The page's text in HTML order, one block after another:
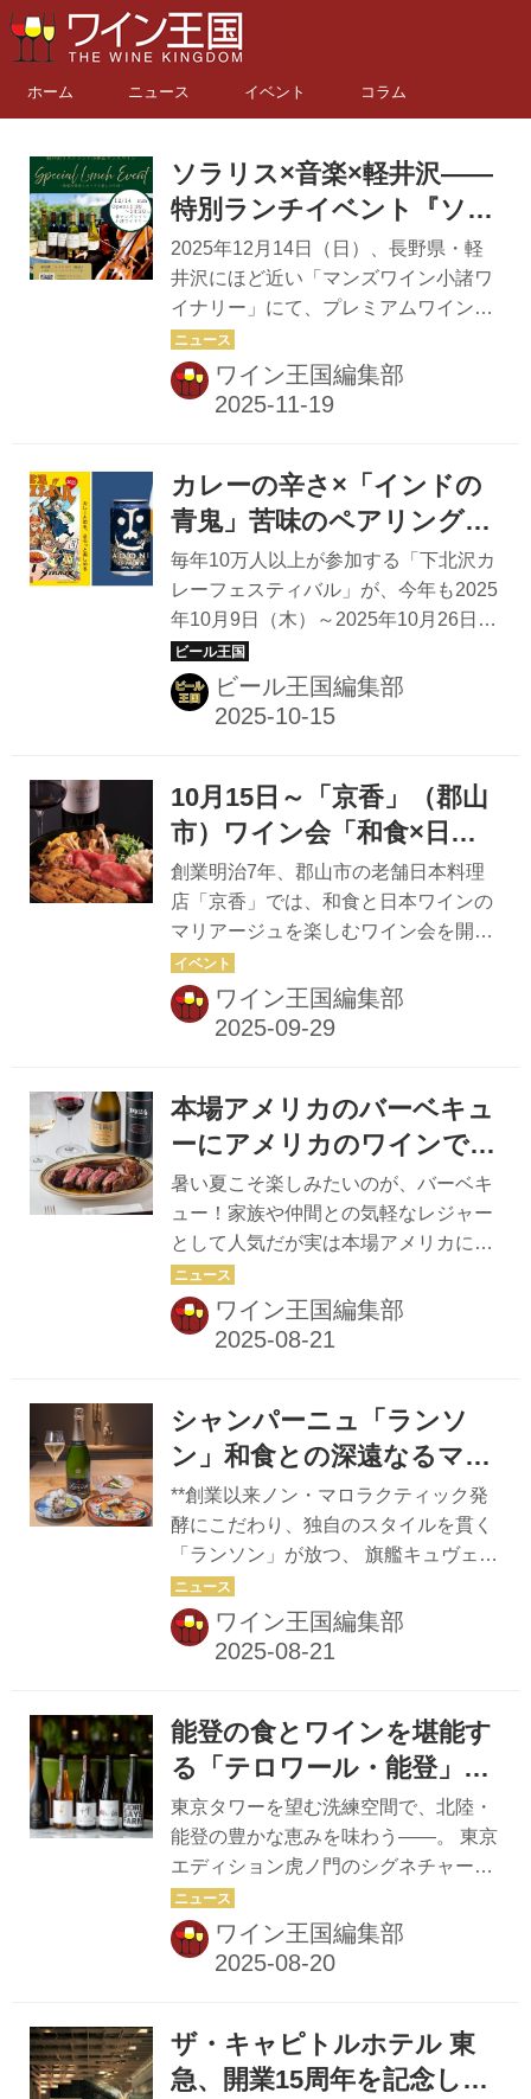
ホーム ニュース イベント コラム
ソラリス×音楽×軽井沢――
特別ランチイベント『ソラ
リス・ハーモニー ～音と風
と葡萄の詩～』開催！
2025年12月14日（日）、長野県・軽
井沢にほど近い「マンズワイン小諸ワ
イナリー」にて、プレミアムワイン
「ソラリス」と音楽・美食を融合させ
たランチイベント『ソラリス・ハーモ
ニー ～音と風と葡萄の詩～』が開催さ
理と、信州ゆかりの演奏家による生演
奏が楽しめる「五感の饗宴」だ 冬の軽
日限りの饗宴が開かれる マンズワイン
株式会社は、2025年12月14日
（日）、長野県小諸市の「マンズワイ
ン小諸ワイナリー」にて、ランチイベ
ント『ソラリス・ハーモニー ～音と風
と葡萄の詩～』を初開催する。 本イベ
ワイン王国編集部
カレーの辛さ×「インドの
青鬼」苦味のペアリングを
楽しめる！「下北沢カレー
フェスティバル」参加11店
舗でカレーとセットで販売
毎年10万人以上が参加する「下北沢カ
レーフェスティバル」が、今年も2025
年10月9日（木）～2025年10月26日
（日）に開催される。 こちらに参加す
る11店舗とヤッホーブルーイングの代
表製品である「インドの青鬼」とがコ
ビールで、カレーの辛さと相性抜群。
イベント期間中のみのセット販売にな
によって料金は異なります。 *ペアリ
ング理論で「Comparing（強調）とし
て「苦味」×「辛味」の掛け合わせ
で、双方の味が引き立ち合う」と言わ
れています。 下北沢カレーフェスティ
バルとは？ 下北...
ビール王国編集部
10月15日～「京香」（郡山
市）ワイン会「和食×日本
わいん」開催
創業明治7年、郡山市の老舗日本料理
店「京香」では、和食と日本ワインの
マリアージュを楽しむワイン会を開催
する。 第8回を迎える人気のワイン
会、創業140年を迎えた昨年は充電期
間としてお休みし、2年ぶりの開催と
ュを追求している。 秋の特別コース料
理に、日本ワインを代表する「マンズ
ス』を含む５アイテムを厳選して提供
する。 「勝沼からは日本古来の甲州を
近代的なシャルマ方式で仕上げた『酵
母の泡ブリュット』と、温故知新に醸
造家の感性が共鳴した『ガーベラ』。
小諸からは『ソラリス』のシャルド
ワイン王国編集部
本場アメリカのバーベキュ
ーにアメリカのワインで乾
杯！「1924」
暑い夏こそ楽しみたいのが、バーベキ
ュー！家族や仲間との気軽なレジャー
として人気だが実は本場アメリカには
奥深い歴史と文化がある。「達人」に
話を聞きながらワインとのベスト・バ
ーベキューペアリングを探る。 日本で
リカでは、歴史、土地、生活、家族、
そして物語と、さまざまな要素が組み
した文化なのです」と日本バーベキュ
ー協会会長の下城民夫氏。
BBQRUB（バーベキューラブ）と呼ば
れるハーブやスパイスのシーズニング
をすり込んだ肉、熟成肉、さらにステ
ーキに付けるバーベキューソースもあ
ワイン王国編集部
シャンパーニュ「ランソ
ン」和食との深遠なるマリ
アージュ
**創業以来ノン・マロラクティック発
酵にこだわり、独自のスタイルを貫く
「ランソン」が放つ、 旗艦キュヴェ
『ランソン ブラック クリエイショ
ン』。そして『ミシュランガイド東
京』で7年連続一つ星を獲得してい
両者が織りなすペアリングの魅力をひ
も解く。** 「ビターな風味の泡、シャ
じる。複雑でしっかりとしたシャンパ
ーニュですね」 「乃木坂しん」オーナ
ー・ソムリエの飛田泰秀氏は、『ラン
ソン ブラック クリエイション258』の
味わいをこう表現する。合わせたのは
三品。「炙り鰯と夏野菜の三杯酢のか
ワイン王国編集部
能登の食とワインを堪能す
る「テロワール・能登」開
催中 — The Jade Room +
Garden Terrace（東京エデ
ィション虎ノ門） —
東京タワーを望む洗練空間で、北陸・
能登の豊かな恵みを味わう——。 東京
エディション虎ノ門のシグネチャーレ
ストラン「The Jade Room + Garden
Terrace」では現在、日本各地の食材と
ワインをめぐる人気シリーズ「テロワ
ール・能登」を開催している。 シェ
フ・ド・キュイジーヌのリチャード・
ワイン王国編集部
ザ・キャピトルホテル 東
急、開業15周年を記念した